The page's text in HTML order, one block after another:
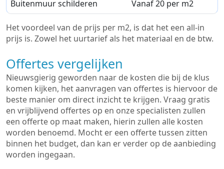
Buitenmuur schilderen
Vanaf 20 per m2
Het voordeel van de prijs per m2, is dat het een all-in
prijs is. Zowel het uurtarief als het materiaal en de btw.
Offertes vergelijken
Nieuwsgierig geworden naar de kosten die bij de klus
komen kijken, het aanvragen van offertes is hiervoor de
beste manier om direct inzicht te krijgen. Vraag gratis
en vrijblijvend offertes op en onze specialisten zullen
een offerte op maat maken, hierin zullen alle kosten
worden benoemd. Mocht er een offerte tussen zitten
binnen het budget, dan kan er verder op de aanbieding
worden ingegaan.